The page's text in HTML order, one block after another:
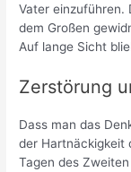
Vater einzuführen.
dem Großen
Auf lange Sicht
Zerstörung
Dass man das
der Hartnäckigkeit
Tagen des